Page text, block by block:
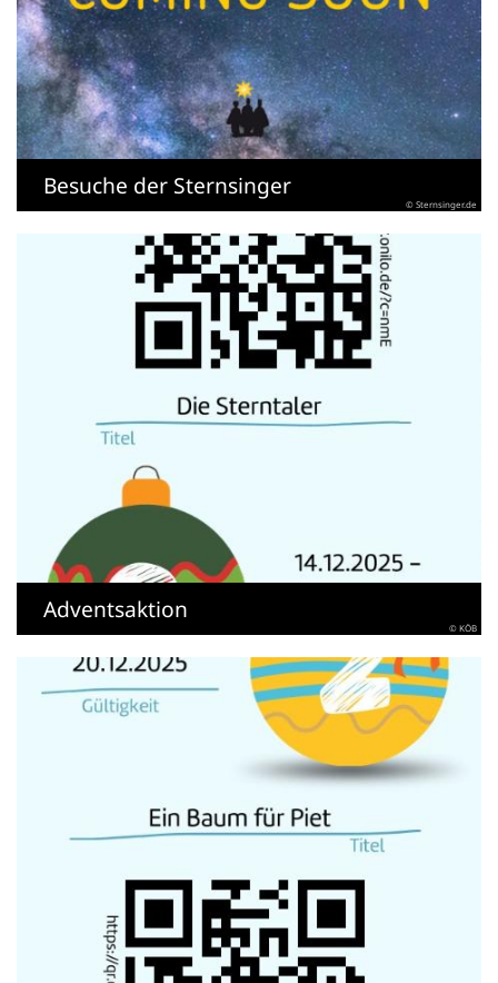
Besuche der Sternsinger
© Sternsinger.de
Adventsaktion
© KÖB